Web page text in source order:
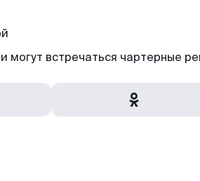
могут встречаться чартерные